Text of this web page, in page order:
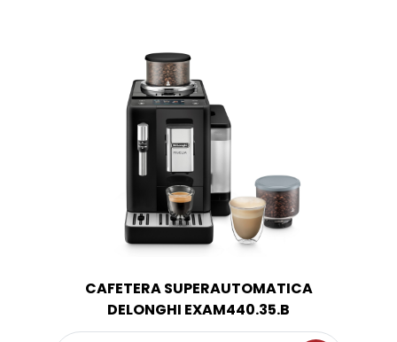
CAFETERA SUPERAUTOMATICA
DELONGHI EXAM440.35.B